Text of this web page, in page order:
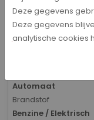
Bouwjaar
05-2020
Kilometerstand
Automaat
Brandstof
Benzine / Elektrisch
Deze gegevens
Deze gegevens
analytische cookies